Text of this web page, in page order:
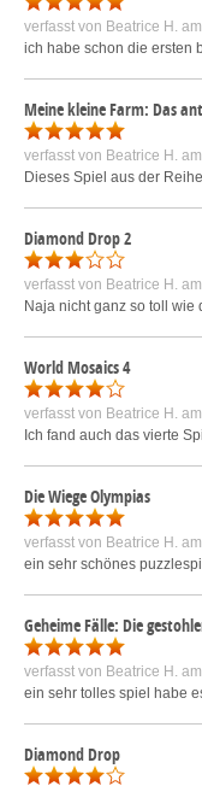
verfasst von Beatrice H.
ich habe schon die ersten
Meine kleine Farm: Das
verfasst von Beatrice H.
Dieses Spiel aus der
Diamond Drop 2
verfasst von Beatrice H.
Naja nicht ganz so toll wie
World Mosaics 4
verfasst von Beatrice H.
Ich fand auch das vierte
Die Wiege Olympias
verfasst von Beatrice H.
ein sehr schönes
Geheime Fälle: Die
verfasst von Beatrice H.
ein sehr tolles spiel habe
Diamond Drop